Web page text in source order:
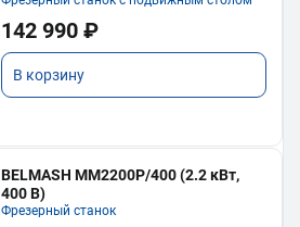
142 990 ₽
В корзину
BELMASH MM2200P/400 (2.2 кВт,
400 В)
Фрезерный станок